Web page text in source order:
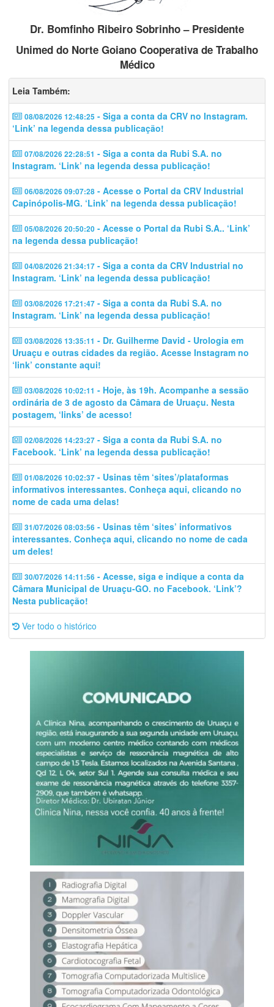
Dr. Bomfinho Ribeiro Sobrinho – Presidente
Unimed do Norte Goiano Cooperativa de Trabalho
Médico
Leia Também:
08/08/2026 12:48:25 - Siga a conta da CRV no Instagram.
‘Link’ na legenda dessa publicação!
07/08/2026 22:28:51 - Siga a conta da Rubi S.A. no
Instagram. ‘Link’ na legenda dessa publicação!
06/08/2026 09:07:28 - Acesse o Portal da CRV Industrial
Capinópolis-MG. ‘Link’ na legenda dessa publicação!
05/08/2026 20:50:20 - Acesse o Portal da Rubi S.A.. ‘Link’
na legenda dessa publicação!
04/08/2026 21:34:17 - Siga a conta da CRV Industrial no
Instagram. ‘Link’ na legenda dessa publicação!
03/08/2026 17:21:47 - Siga a conta da Rubi S.A. no
Instagram. ‘Link’ na legenda dessa publicação!
03/08/2026 13:35:11 - Dr. Guilherme David - Urologia em
Uruaçu e outras cidades da região. Acesse Instagram no
‘link’ constante aqui!
03/08/2026 10:02:11 - Hoje, às 19h. Acompanhe a sessão
ordinária de 3 de agosto da Câmara de Uruaçu. Nesta
postagem, ‘links’ de acesso!
02/08/2026 14:23:27 - Siga a conta da Rubi S.A. no
Facebook. ‘Link’ na legenda dessa publicação!
01/08/2026 10:02:37 - Usinas têm ‘sites’/plataformas
informativos interessantes. Conheça aqui, clicando no
nome de cada uma delas!
31/07/2026 08:03:56 - Usinas têm ‘sites’ informativos
interessantes. Conheça aqui, clicando no nome de cada
um deles!
30/07/2026 14:11:56 - Acesse, siga e indique a conta da
Câmara Municipal de Uruaçu-GO. no Facebook. ‘Link’?
Nesta publicação!
Ver todo o histórico